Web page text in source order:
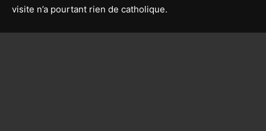
visite n’a pourtant rien de catholique.